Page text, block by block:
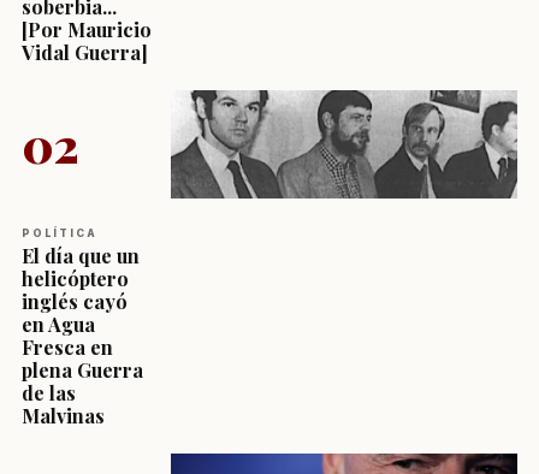
soberbia...
[Por Mauricio
Vidal Guerra]
02
POLÍTICA
El día que un
helicóptero
inglés cayó
en Agua
Fresca en
plena Guerra
de las
Malvinas